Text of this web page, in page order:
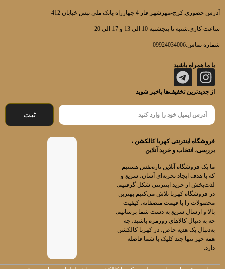
آدرس حضوری:کرج-مهرشهر فاز 4 چهارراه بانک ملی نبش خیابان 412
ساعت کاری:شنبه تا پنجشنبه 10 الی 13 و 17 الی 20
شماره تماس:09924034006
با ما همراه باشید
از جدیدترین تخفیف‌ها باخبر شوید
ثبت
فروشگاه اینترنتی کهربا کالکشن ،
بررسی، انتخاب و خرید آنلاین
ما یک فروشگاه آنلاین تازه‌نفس هستیم
که با هدف ایجاد تجربه‌ای آسان، سریع و
لذت‌بخش از خرید اینترنتی شکل گرفتیم.
در فروشگاه کهربا تلاش می‌کنیم بهترین
محصولات را با قیمت منصفانه، کیفیت
بالا و ارسال سریع به دست شما برسانیم.
چه به دنبال کالاهای روزمره باشید، چه
به‌دنبال یک هدیه خاص، در کهربا کالکشن
همه چیز تنها چند کلیک با شما فاصله
دارد.